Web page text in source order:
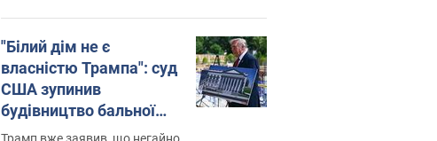
"Білий дім не є
власністю Трампа": суд
США зупинив
будівництво бальної
зали за $400 млн